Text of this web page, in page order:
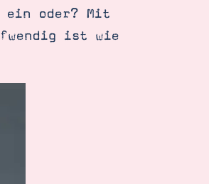
ein oder? Mit
ist wie